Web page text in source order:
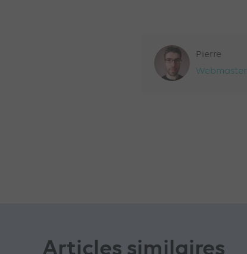
Pierre
Webmaster
Articles similaires